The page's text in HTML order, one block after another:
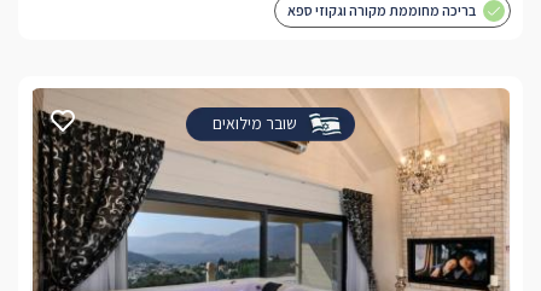
בריכה מחוממת מקורה וגקוזי ספא
שובר מילואים